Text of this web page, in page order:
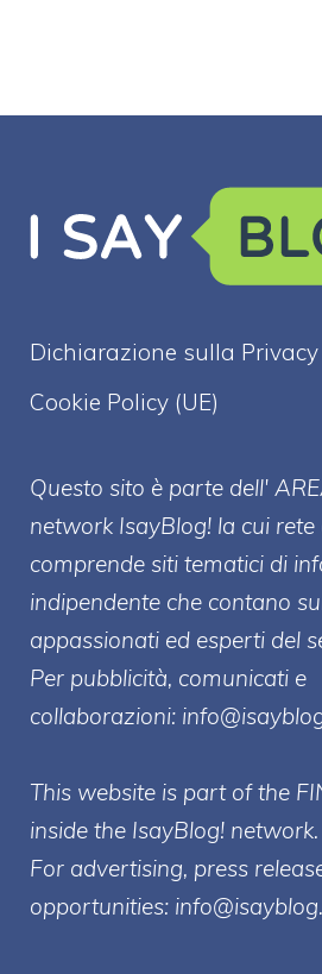
Dichiarazione sulla Privacy
Cookie Policy (UE)
Questo sito è parte dell'
network IsayBlog! la cui rete
comprende siti tematici di
indipendente che contano
appassionati ed esperti del
Per pubblicità, comunicati e
collaborazioni:
This website is part of the
inside the IsayBlog! network.
For advertising, press
opportunities: